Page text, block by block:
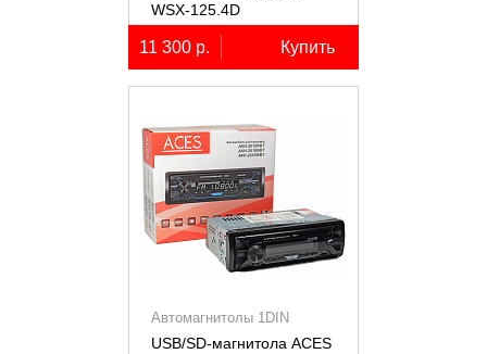
WSX-125.4D
четырёхканальный,
4х125Вт (4Ом)
11 300 р. Купить
Автомагнитолы 1DIN
USB/SD-магнитола ACES